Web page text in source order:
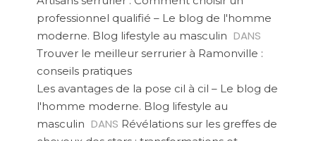
professionnel qualifié – Le blog de l'homme
moderne. Blog lifestyle au masculin DANS
Trouver le meilleur serrurier à Ramonville :
conseils pratiques
Les avantages de la pose cil à cil – Le blog de
l'homme moderne. Blog lifestyle au
masculin DANS Révélations sur les greffes de